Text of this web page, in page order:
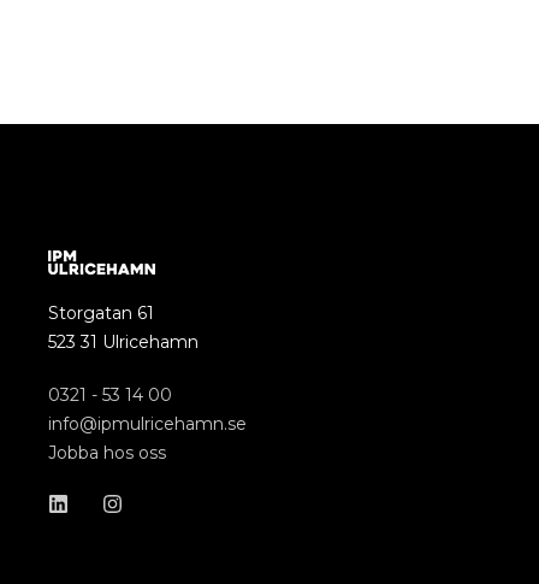
Storgatan 61
523 31 Ulricehamn
0321 - 53 14 00
info@ipmulricehamn.se
Jobba hos oss